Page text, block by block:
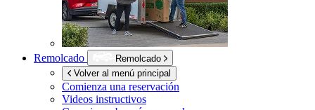
Remolcado
Remolcado
Volver al menú principal
Comienza una reservación
Videos instructivos